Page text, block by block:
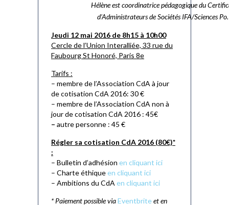
Hélène est coordinatrice pédagogique du
d’Administrateurs de Sociétés IFA/Sciences Po.
Jeudi 12 mai 2016 de 8h15 à 10h00
Cercle de l’Union Interalliée, 33 rue du
Faubourg St Honoré, Paris 8e
Tarifs :
– membre de l’Association CdA à jour
de cotisation CdA 2016: 30 €
– membre de l’Association CdA non à
jour de cotisation CdA 2016 : 45€
– autre personne : 45 €
Régler sa cotisation CdA 2016 (80€)*
:
– Bulletin d’adhésion en cliquant ici
– Charte éthiqueen cliquant ici
– Ambitions du CdA en cliquant ici
* Paiement possible viaEventbriteet en